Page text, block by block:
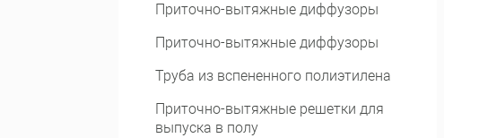
Приточно-вытяжные диффузоры
Приточно-вытяжные диффузоры
Труба из вспененного полиэтилена
Приточно-вытяжные решетки для
выпуска в полу